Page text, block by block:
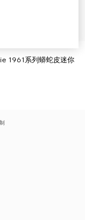
1961系列蟒蛇皮迷你